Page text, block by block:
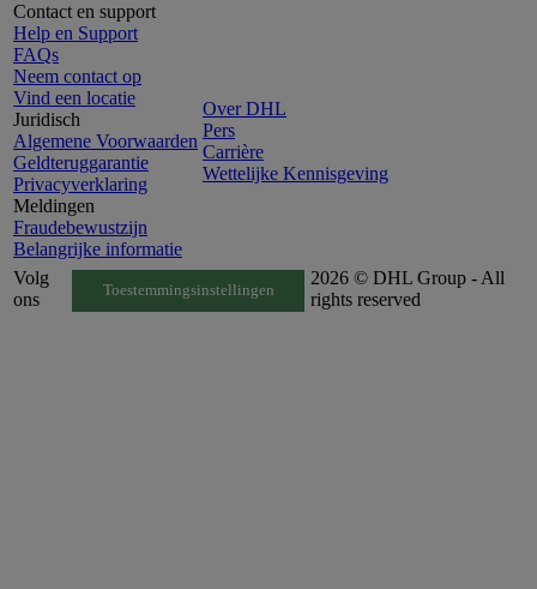
Contact en support
Help en Support
FAQs
Neem contact op
Vind een locatie
Juridisch
Algemene Voorwaarden
Geldteruggarantie
Privacyverklaring
Meldingen
Fraudebewustzijn
Belangrijke informatie
Over DHL
Pers
Carrière
Wettelijke Kennisgeving
Volg
ons
Toestemmingsinstellingen
2026 © DHL Group - All
rights reserved